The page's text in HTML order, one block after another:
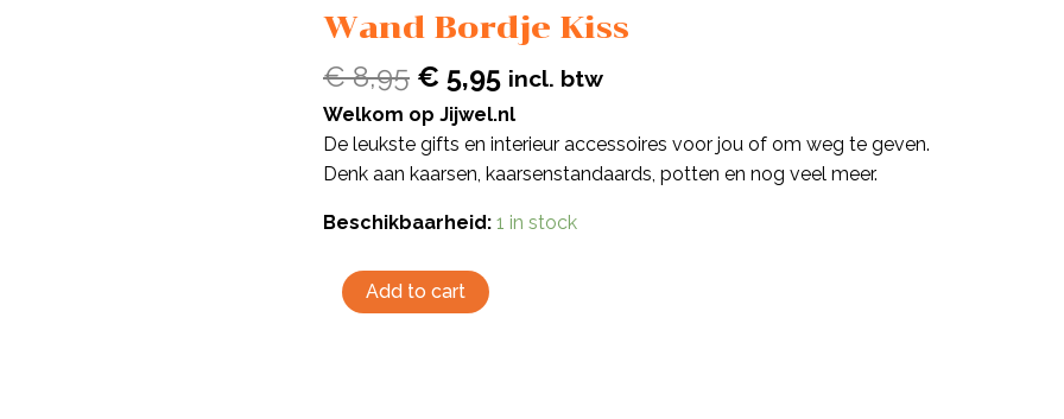
Wand Bordje Kiss
€8,95 € 5,95 incl. btw
Welkom op Jijwel.nl
De leukste gifts en interieur accessoires voor jou of om weg te geven.
Denk aan kaarsen, kaarsenstandaards, potten en nog veel meer.
Beschikbaarheid: 1 in stock
Add to cart